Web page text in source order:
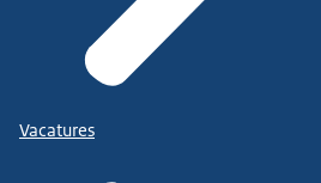
Vacatures